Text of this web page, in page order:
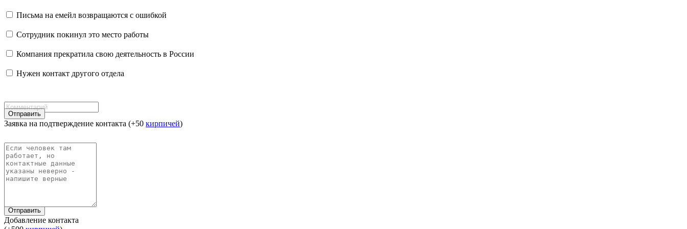
Письма на емейл возвращаются с ошибкой
Сотрудник покинул это место работы
Компания прекратила свою деятельность в России
Нужен контакт другого отдела
Отправить
Заявка на подтверждение контакта (+50 кирпичей)
Отправить
Добавление контакта